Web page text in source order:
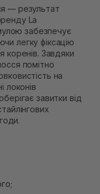
Гудачека 23 (ТЦ
— результат
La
забезпечує
легку фіксацію
коренів. Завдяки
помітно
на
локонів
завитки від